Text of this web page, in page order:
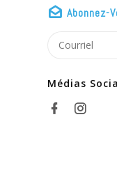
Abonnez-
Médias